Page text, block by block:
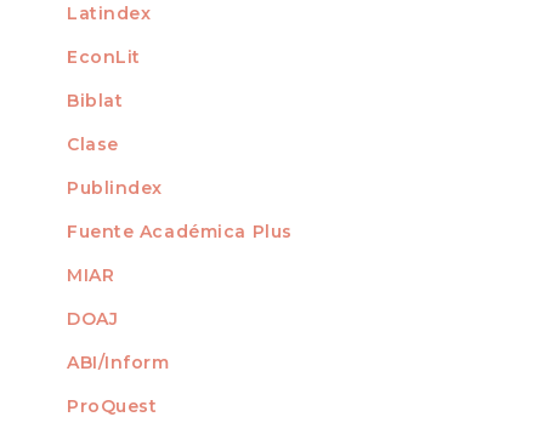
Latindex
EconLit
Biblat
Clase
Publindex
Fuente Académica Plus
MIAR
DOAJ
ABI/Inform
ProQuest